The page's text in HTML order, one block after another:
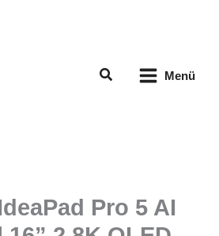
Suchen Menü
Pro 5 AI